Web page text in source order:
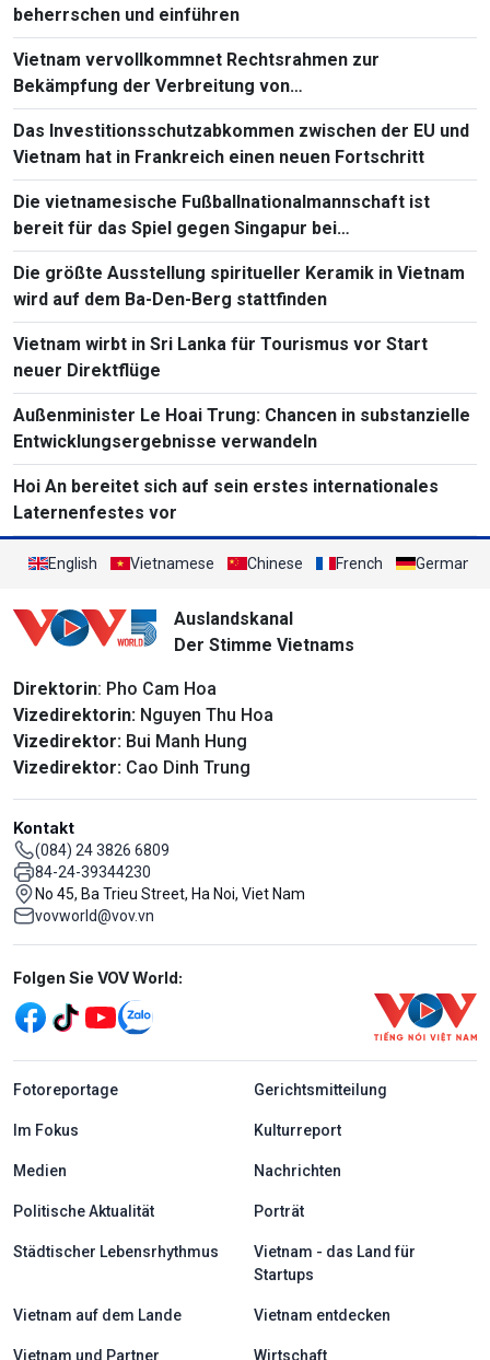
beherrschen und einführen
Vietnam vervollkommnet Rechtsrahmen zur
Bekämpfung der Verbreitung von
Massenvernichtungswaffen
Das Investitionsschutzabkommen zwischen der EU und
Vietnam hat in Frankreich einen neuen Fortschritt
Die vietnamesische Fußballnationalmannschaft ist
bereit für das Spiel gegen Singapur bei
Südostasienmeisterschaft 2026
Die größte Ausstellung spiritueller Keramik in Vietnam
wird auf dem Ba-Den-Berg stattfinden
Vietnam wirbt in Sri Lanka für Tourismus vor Start
neuer Direktflüge
Außenminister Le Hoai Trung: Chancen in substanzielle
Entwicklungsergebnisse verwandeln
Hoi An bereitet sich auf sein erstes internationales
Laternenfestes vor
English Vietnamese Chinese French German
Auslandskanal
Der Stimme Vietnams
Direktorin: Pho Cam Hoa
Vizedirektorin: Nguyen Thu Hoa
Vizedirektor: Bui Manh Hung
Vizedirektor: Cao Dinh Trung
Kontakt
(084) 24 3826 6809
84-24-39344230
No 45, Ba Trieu Street, Ha Noi, Viet Nam
vovworld@vov.vn
Mạng xã hội
Folgen Sie VOV World:
menu footer tiếng Đức
Fotoreportage Gerichtsmitteilung
Im Fokus Kulturreport
Medien Nachrichten
Politische Aktualität Porträt
Städtischer Lebensrhythmus
Vietnam - das Land für
Startups
Vietnam auf dem Lande Vietnam entdecken
Vietnam und Partner Wirtschaft